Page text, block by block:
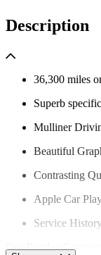
Description
36,300 miles
Superb
Mulliner
Beautiful
Contrasting
Apple Car
Service
Our Bentley